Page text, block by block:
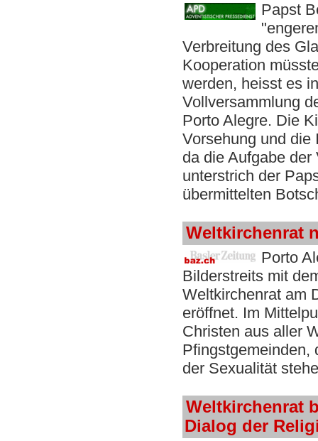
Papst
Verbreitung des
Kooperation
werden, heisst es
Vollversammlung
Porto Alegre. Die
Vorsehung und die
da die Aufgabe
unterstrich der
übermittelten
Weltkirchenrat
Porto
Bilderstreits mit
Weltkirchenrat am
eröffnet. Im
Christen aus aller
Pfingstgemeinden,
der Sexualität
Weltkirchenrat
Dialog der